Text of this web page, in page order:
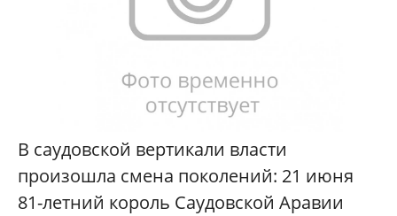
В саудовской вертикали власти
произошла смена поколений: 21 июня
81-летний король Саудовской Аравии